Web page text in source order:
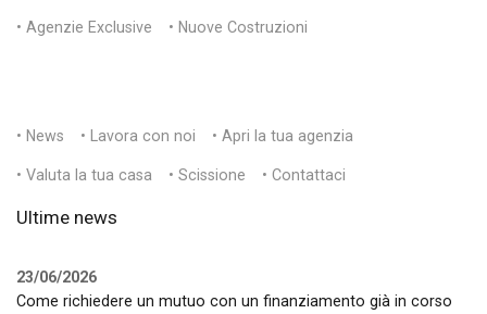
• Agenzie Exclusive • Nuove Costruzioni
• News • Lavora con noi • Apri la tua agenzia
• Valuta la tua casa • Scissione • Contattaci
Ultime news
23/06/2026
Come richiedere un mutuo con un finanziamento già in corso